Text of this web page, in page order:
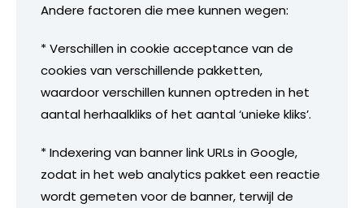
Andere factoren die mee kunnen wegen:
* Verschillen in cookie acceptance van de
cookies van verschillende pakketten,
waardoor verschillen kunnen optreden in het
aantal herhaalkliks of het aantal ‘unieke kliks’.
* Indexering van banner link URLs in Google,
zodat in het web analytics pakket een reactie
wordt gemeten voor de banner, terwijl de